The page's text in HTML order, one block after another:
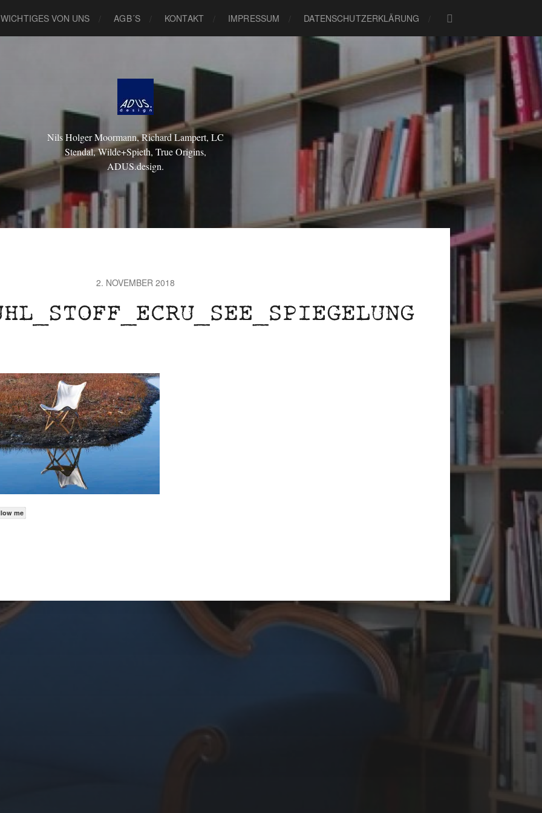
VON UNS AGB´S KONTAKT IMPRESSUM DATENSCHUTZERKLÄRUNG
Nils Holger Moormann, Richard Lampert, LC
Stendal, Wilde+Spieth, True Origins,
ADUS.design.
2. NOVEMBER 2018
me